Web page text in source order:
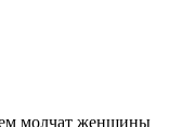
молчат женщины